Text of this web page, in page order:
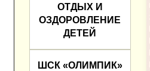
ОТДЫХ И
ОЗДОРОВЛЕНИЕ
ДЕТЕЙ
ШСК «ОЛИМПИК»